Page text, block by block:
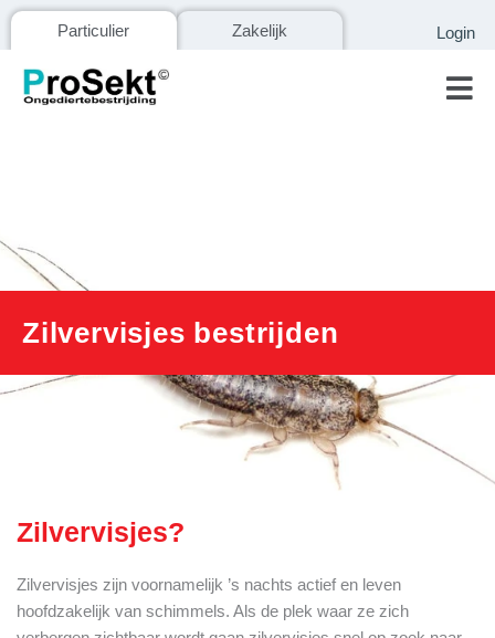
Particulier Zakelijk Login
Zilvervisjes bestrijden
Zilvervisjes?
Zilvervisjes zijn voornamelijk ’s nachts actief en leven
hoofdzakelijk van schimmels. Als de plek waar ze zich